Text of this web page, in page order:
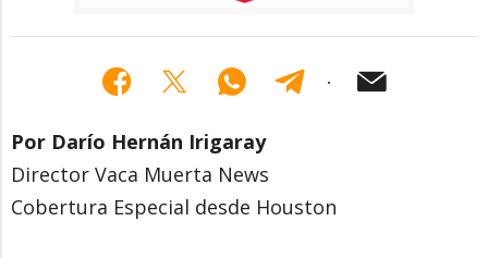
Por Darío Hernán Irigaray
Director Vaca Muerta News
Cobertura Especial desde Houston